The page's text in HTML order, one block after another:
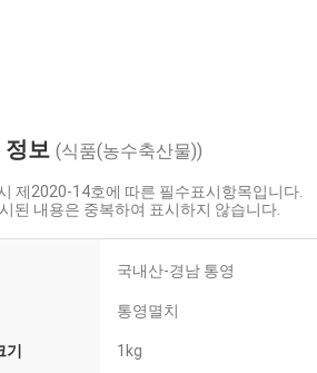
정보 (식품(농수축산물))
제2020-14호에 따른 필수표시항목입니다.
된 내용은 중복하여 표시하지 않습니다.
국내산-경남 통영
통영멸치
1kg